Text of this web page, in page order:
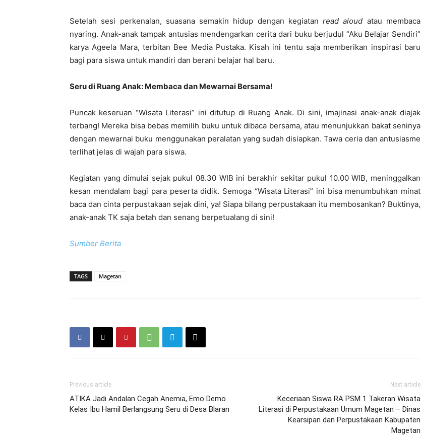
Setelah sesi perkenalan, suasana semakin hidup dengan kegiatanread aloud atau membaca
nyaring. Anak-anak tampak antusias mendengarkan cerita dari buku berjudul “Aku Belajar Sendiri”
karya Ageela Mara, terbitan Bee Media Pustaka. Kisah ini tentu saja memberikan inspirasi baru
bagi para siswa untuk mandiri dan berani belajar hal baru.
Seru di Ruang Anak: Membaca dan Mewarnai Bersama!
Puncak keseruan “Wisata Literasi” ini ditutup di Ruang Anak. Di sini, imajinasi anak-anak diajak
terbang! Mereka bisa bebas memilih buku untuk dibaca bersama, atau menunjukkan bakat seninya
dengan mewarnai buku menggunakan peralatan yang sudah disiapkan. Tawa ceria dan antusiasme
terlihat jelas di wajah para siswa.
Kegiatan yang dimulai sejak pukul 08.30 WIB ini berakhir sekitar pukul 10.00 WIB, meninggalkan
kesan mendalam bagi para peserta didik. Semoga “Wisata Literasi” ini bisa menumbuhkan minat
baca dan cinta perpustakaan sejak dini, ya! Siapa bilang perpustakaan itu membosankan? Buktinya,
anak-anak TK saja betah dan senang berpetualang di sini!
Sumber Berita
TAGS Magetan
Previous article
ATIKA Jadi Andalan Cegah Anemia, Emo Demo
Kelas Ibu Hamil Berlangsung Seru di Desa Blaran
Next article
Keceriaan Siswa RA PSM 1 Takeran Wisata
Literasi di Perpustakaan Umum Magetan – Dinas
Kearsipan dan Perpustakaan Kabupaten
Magetan